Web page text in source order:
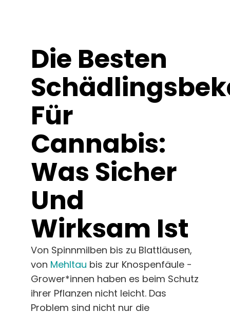
Über
Pheno-Jagd
Erhaltung der karibischen Genetik
Kontakt
Shop
Deutsch
Suche
nach:
Die Besten
Für
Cannabis:
Was Sicher
Und
Wirksam Ist
Von Spinnmilben bis zu Blattläusen,
von Mehltau bis zur Knospenfäule -
Grower*innen haben es beim Schutz
ihrer Pflanzen nicht leicht. Das
Problem sind nicht nur die